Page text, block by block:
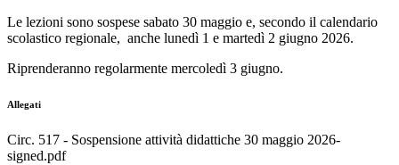
Le lezioni sono sospese sabato 30 maggio e, secondo il calendario
scolastico regionale, anche lunedì 1 e martedì 2 giugno 2026.
Riprenderanno regolarmente mercoledì 3 giugno.
Allegati
Circ. 517 - Sospensione attività didattiche 30 maggio 2026-
signed.pdf